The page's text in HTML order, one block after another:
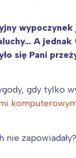
A
się Pani
gdy tylko